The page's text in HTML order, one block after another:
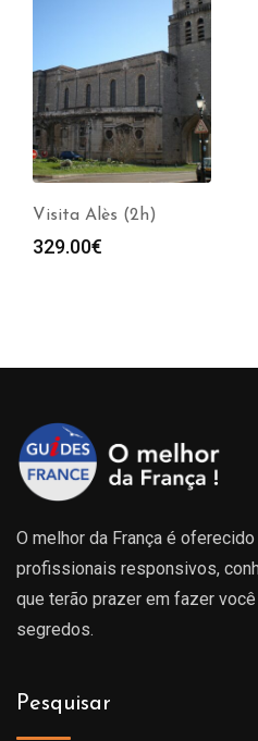
Visita Anduze
O melhor da França é
profissionais responsivos,
que terão prazer em fazer
segredos.
Pesquisar